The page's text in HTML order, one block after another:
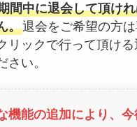
間中に退会して頂け
。退会をご希望の方
リックで行って頂け
さい。
機能の追加により、